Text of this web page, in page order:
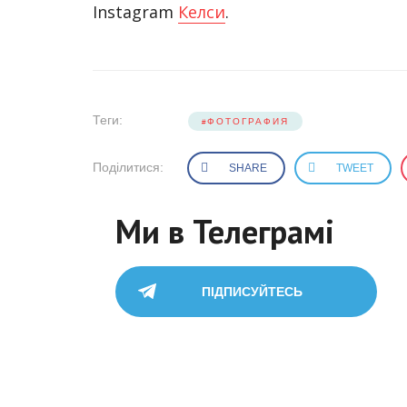
Instagram Келси.
Теги: ФОТОГРАФИЯ
Поділитися: SHARE TWEET
Ми в Телеграмі
ПІДПИСУЙТЕСЬ